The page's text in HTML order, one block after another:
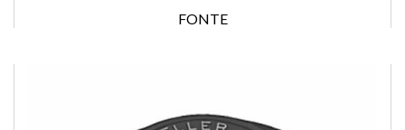
FONTE